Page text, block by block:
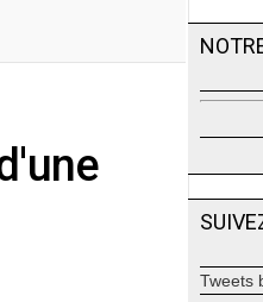
Tweets